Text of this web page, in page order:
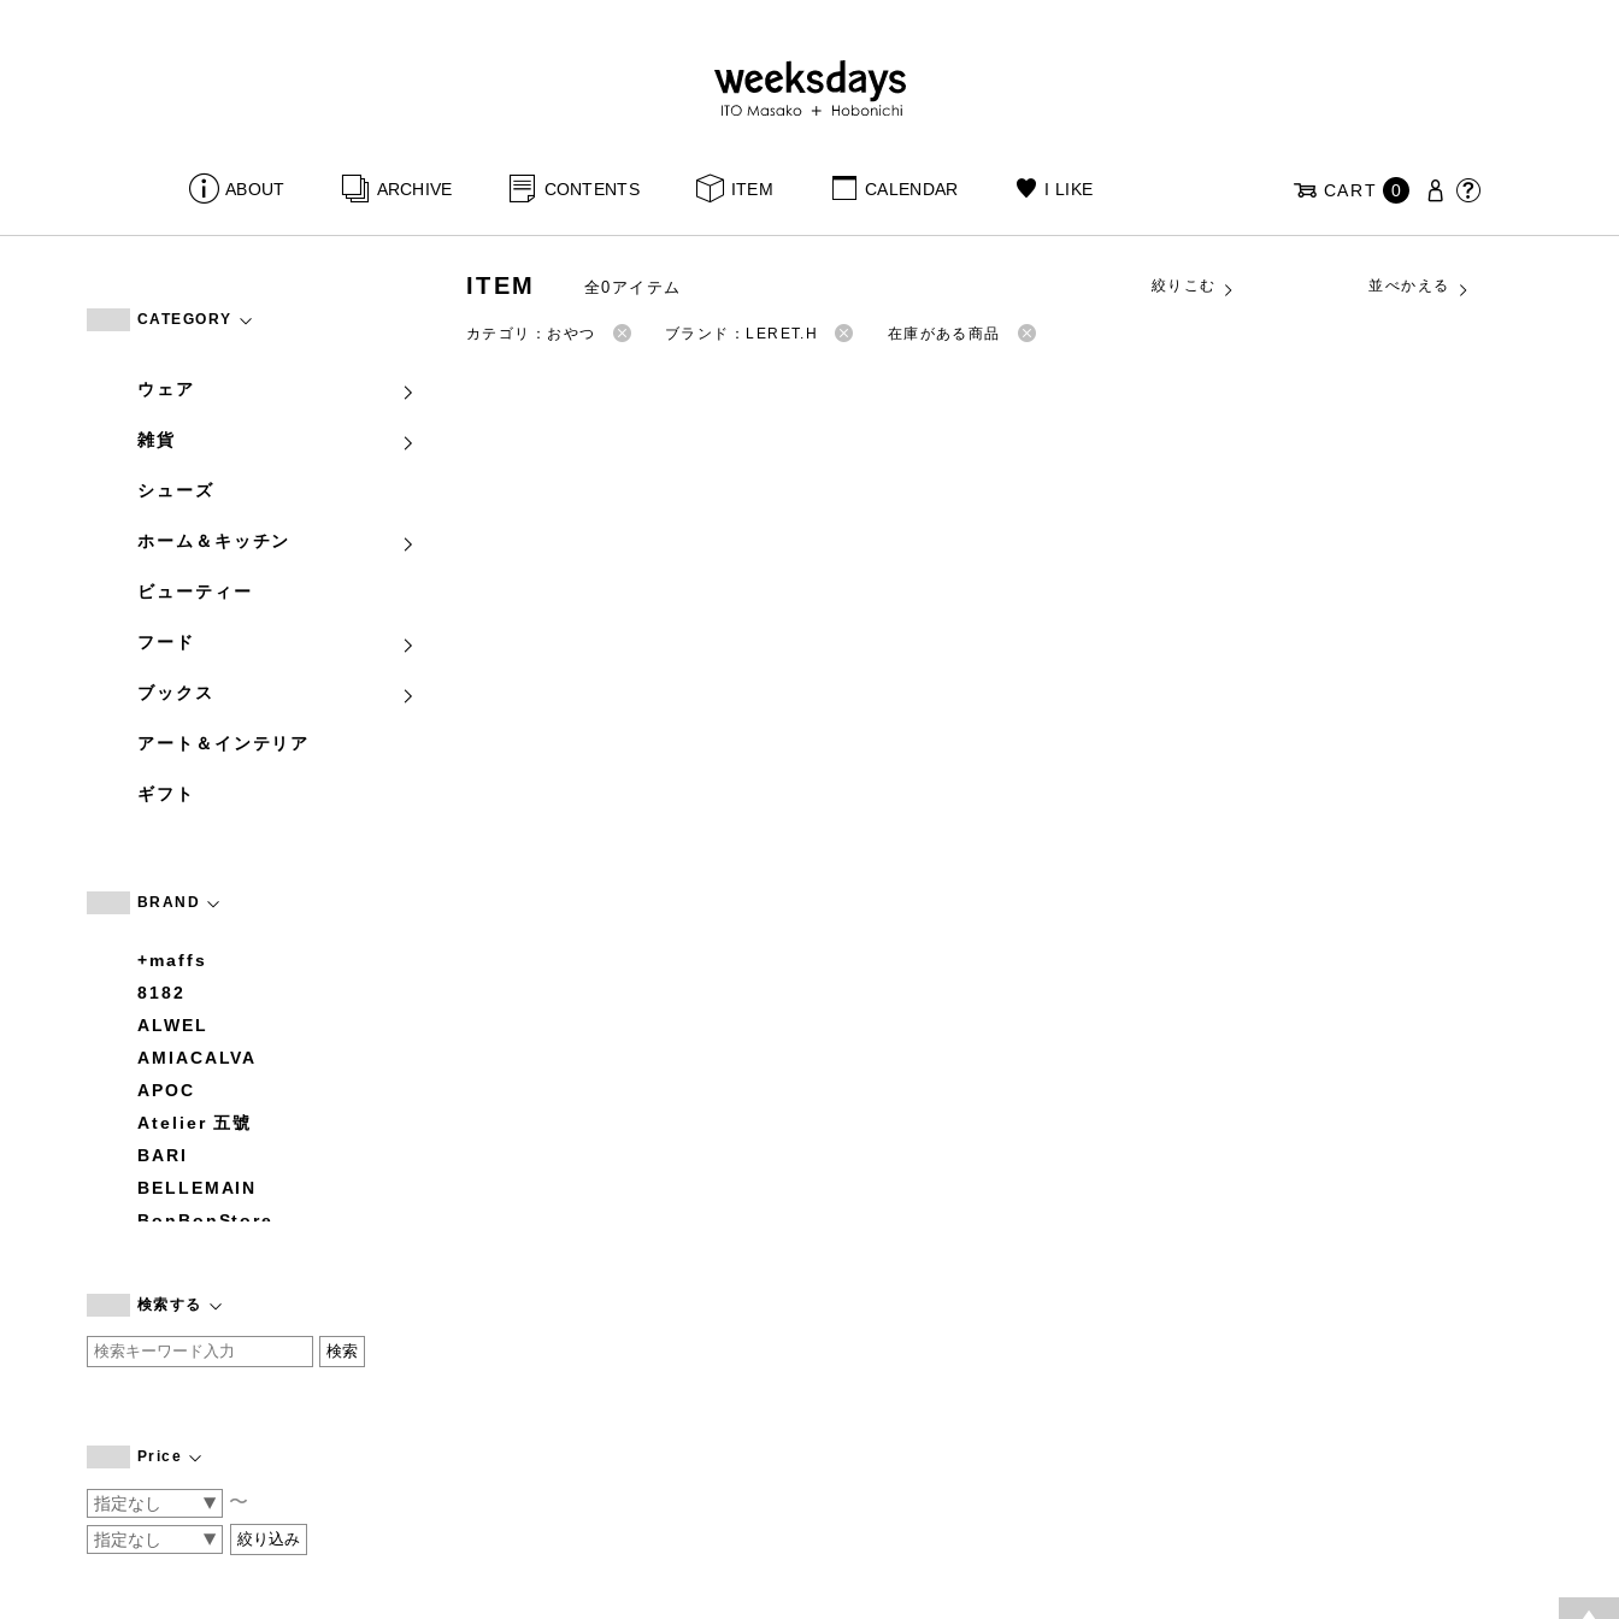
ABOUT ARCHIVE CONTENTS ITEM CALENDAR I LIKE CART 0
CATEGORY
ウェア
雑貨
シューズ
ホーム＆キッチン
ビューティー
フード
ブックス
アート＆インテリア
ギフト
BRAND
+maffs
8182
ALWEL
AMIACALVA
APOC
Atelier 五號
BARI
BELLEMAIN
BonBonStore
by basics
CATWORTH
COGTHEBIGSMOKE
CONVERSE
DEAN & DELUCA
検索する
Price
〜
ITEM 全0アイテム 絞りこむ 並べかえる
カテゴリ：おやつ ブランド：LERET.H 在庫がある商品